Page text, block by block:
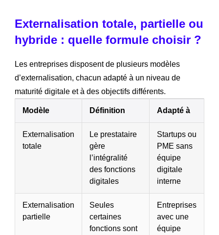
Externalisation totale, partielle ou
hybride : quelle formule choisir ?
Les entreprises disposent de plusieurs modèles
d’externalisation, chacun adapté à un niveau de
maturité digitale et à des objectifs différents.
Modèle Définition Adapté à
Externalisation
totale
Le prestataire
gère
l’intégralité
des fonctions
digitales
Startups ou
PME sans
équipe
digitale
interne
Externalisation
partielle
Seules
certaines
fonctions sont
Entreprises
avec une
équipe